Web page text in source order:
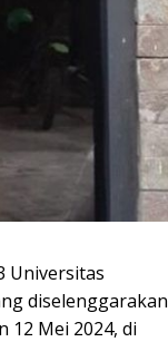
Universitas
diselenggarakan
12 Mei 2024, di